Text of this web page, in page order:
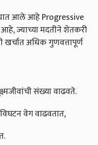
आले आहे Progressive
ज्याच्या मदतीने शेतकरी
अधिक गुणवत्तापूर्ण
संख्या वाढवते.
वेग वाढवतात,